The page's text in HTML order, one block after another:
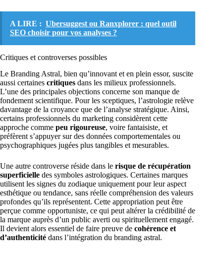
A LIRE : Ubersuggest ou Ranxplorer : quel outil
SEO choisir pour vos analyses ?
Critiques et controverses possibles
Le Branding Astral, bien qu’innovant et en plein essor, suscite
aussi certaines critiques dans les milieux professionnels.
L’une des principales objections concerne son manque de
fondement scientifique. Pour les sceptiques, l’astrologie relève
davantage de la croyance que de l’analyse stratégique. Ainsi,
certains professionnels du marketing considèrent cette
approche comme peu rigoureuse, voire fantaisiste, et
préfèrent s’appuyer sur des données comportementales ou
psychographiques jugées plus tangibles et mesurables.
Une autre controverse réside dans le risque de récupération
superficielle des symboles astrologiques. Certaines marques
utilisent les signes du zodiaque uniquement pour leur aspect
esthétique ou tendance, sans réelle compréhension des valeurs
profondes qu’ils représentent. Cette appropriation peut être
perçue comme opportuniste, ce qui peut altérer la crédibilité de
la marque auprès d’un public averti ou spirituellement engagé.
Il devient alors essentiel de faire preuve de cohérence et
d’authenticité dans l’intégration du branding astral.